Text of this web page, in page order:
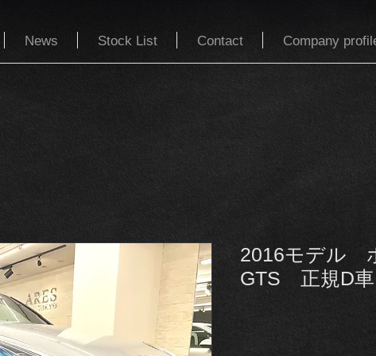
News Stock List Contact Company
2016モデル
GTS 正規D車